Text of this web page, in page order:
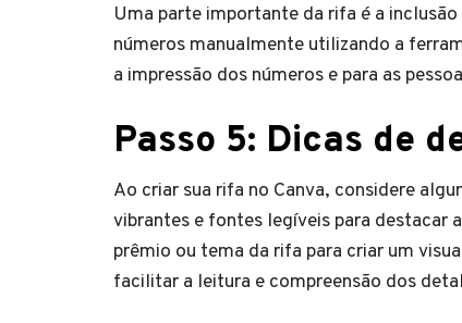
Uma parte importante da rifa é a
números manualmente utilizando a
a impressão dos números e para as
Passo 5: Dicas de
Ao criar sua rifa no Canva, considere
vibrantes e fontes legíveis para destacar
prêmio ou tema da rifa para criar um
facilitar a leitura e compreensão dos